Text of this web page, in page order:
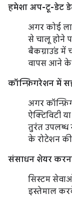
हमेशा अप-टू-डेट
अगर कोई
से चालू होने
बैकग्राउंड में
वापस आने के
कॉन्फ़िगरेशन में
अगर
ऐक्टिविटी
तुरंत उपलब्ध
के रोटेशन
संसाधन शेयर
सिस्टम
इस्तेमाल